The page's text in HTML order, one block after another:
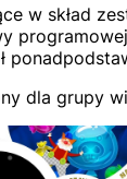
w skład
dla grupy